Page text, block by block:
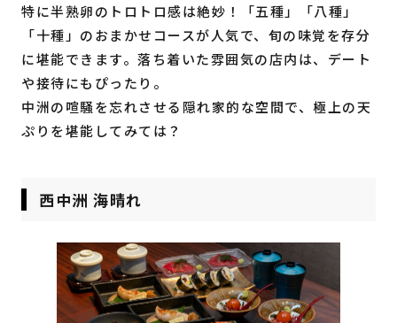
特に半熟卵のトロトロ感は絶妙！「五種」「八種」
「十種」のおまかせコースが人気で、旬の味覚を存分
に堪能できます。落ち着いた雰囲気の店内は、デート
や接待にもぴったり。
中洲の喧騒を忘れさせる隠れ家的な空間で、極上の天
ぷりを堪能してみては？
西中洲 海晴れ